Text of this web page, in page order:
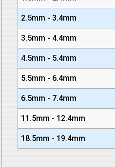
2.5mm - 3.4mm
3.5mm - 4.4mm
4.5mm - 5.4mm
5.5mm - 6.4mm
6.5mm - 7.4mm
11.5mm - 12.4mm
18.5mm - 19.4mm